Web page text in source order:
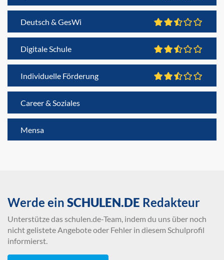
Deutsch & GesWi
Digitale Schule
Individuelle Förderung
Career & Soziales
Mensa
Werde ein SCHULEN.DE Redakteur
Unterstütze das schulen.de-Team, indem du uns über noch
nicht gelistete Angebote oder Fehler in diesem Schulprofil
informierst.